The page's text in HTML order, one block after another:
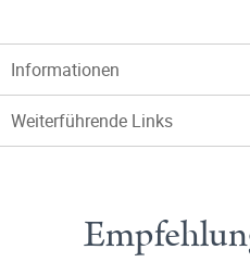
Informationen
Weiterführende Links